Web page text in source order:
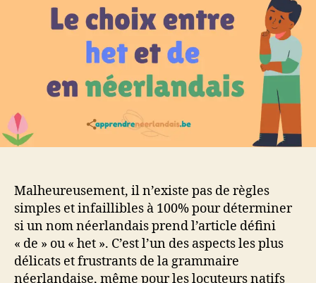
et
de
néerlandais
Malheureusement, il n’existe pas de règles
simples et infaillibles à 100% pour déterminer
si un nom néerlandais prend l’article défini
« de » ou « het ». C’est l’un des aspects les plus
délicats et frustrants de la grammaire
néerlandaise, même pour les locuteurs natifs